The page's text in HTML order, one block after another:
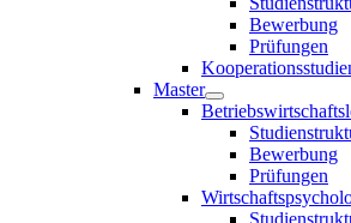
Bewerbung
Prüfungen
Master
Bewerbung
Prüfungen